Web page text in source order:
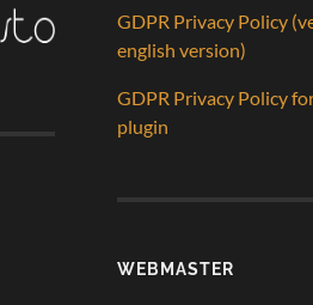
GDPR Privacy Policy
english version)
GDPR Privacy Policy
plugin
WEBMASTER